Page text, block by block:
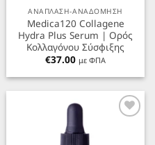
ΑΝΑΠΛΑΣΗ-ΑΝΑΔΟΜΗΣΗ
Medica120 Collagene
Hydra Plus Serum | Ορός
Κολλαγόνου Σύσφιξης
€37.00 με ΦΠΑ
Προσθήκη